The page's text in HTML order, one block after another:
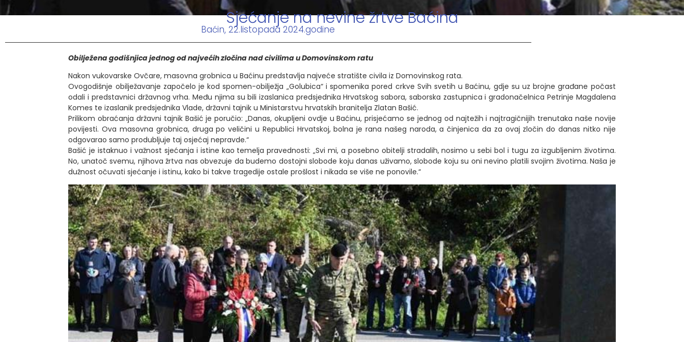
Sjećanje na nevine žrtve Baćina
Baćin, 22.listopada 2024.godine
Obilježena godišnjica jednog od najvećih zločina nad civilima u Domovinskom ratu
Nakon vukovarske Ovčare, masovna grobnica u Baćinu predstavlja najveće stratište civila iz Domovinskog rata.
Ovogodišnje obilježavanje započelo je kod spomen-obilježja „Golubica“ i spomenika pored crkve Svih svetih u Baćinu, gdje su uz brojne građane počast
odali i predstavnici državnog vrha. Među njima su bili izaslanica predsjednika Hrvatskog sabora, saborska zastupnica i gradonačelnica Petrinje Magdalena
Komes te izaslanik predsjednika Vlade, državni tajnik u Ministarstvu hrvatskih branitelja Zlatan Bašić.
Prilikom obraćanja državni tajnik Bašić je poručio: „Danas, okupljeni ovdje u Baćinu, prisjećamo se jednog od najtežih i najtragičnijih trenutaka naše novije
povijesti. Ova masovna grobnica, druga po veličini u Republici Hrvatskoj, bolna je rana našeg naroda, a činjenica da za ovaj zločin do danas nitko nije
odgovarao samo produbljuje taj osjećaj nepravde.“
Bašić je istaknuo i važnost sjećanja i istine kao temelja pravednosti: „Svi mi, a posebno obitelji stradalih, nosimo u sebi bol i tugu za izgubljenim životima.
No, unatoč svemu, njihova žrtva nas obvezuje da budemo dostojni slobode koju danas uživamo, slobode koju su oni nevino platili svojim životima. Naša je
dužnost očuvati sjećanje i istinu, kako bi takve tragedije ostale prošlost i nikada se više ne ponovile.“